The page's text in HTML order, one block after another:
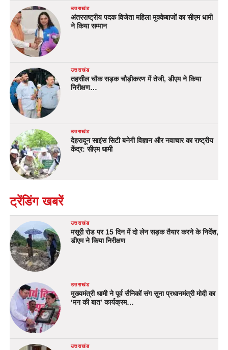
उत्तराखंड
अंतरराष्ट्रीय पदक विजेता महिला मुक्केबाजों का सीएम धामी
ने किया सम्मान
उत्तराखंड
तहसील चौक सड़क चौड़ीकरण में तेजी, डीएम ने किया
निरीक्षण…
उत्तराखंड
देहरादून साइंस सिटी बनेगी विज्ञान और नवाचार का राष्ट्रीय
केंद्र: सीएम धामी
ट्रेंडिंग खबरें
उत्तराखंड
मसूरी रोड पर 15 दिन में दो लेन सड़क तैयार करने के निर्देश,
डीएम ने किया निरीक्षण
उत्तराखंड
मुख्यमंत्री धामी ने पूर्व सैनिकों संग सुना प्रधानमंत्री मोदी का
‘मन की बात’ कार्यक्रम…
उत्तराखंड